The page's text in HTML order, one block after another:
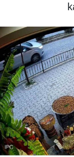
YAŞAM
BİLİM -
KADIN
KÜLTÜR
MAGAZİN